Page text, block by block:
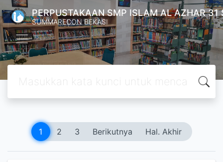
PERPUSTAKAAN SMP ISLAM AL AZHAR 31
SUMMARECON BEKASI
1 2 3 Berikutnya Hal. Akhir